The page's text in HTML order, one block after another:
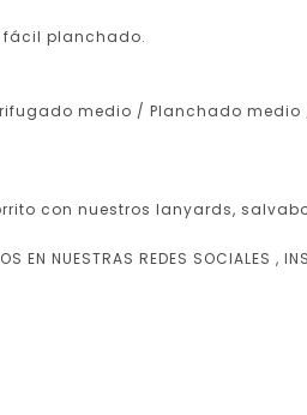
fácil planchado.
medio / Planchado
con nuestros lanyards,
EN NUESTRAS REDES SOCIALES ,